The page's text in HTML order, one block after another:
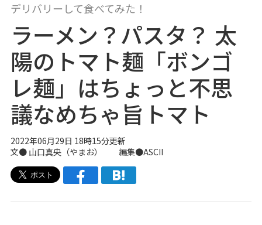
デリバリーして食べてみた！
ラーメン？パスタ？ 太
陽のトマト麺「ボンゴ
レ麺」はちょっと不思
議なめちゃ旨トマト
2022年06月29日 18時15分更新
文● 山口真央（やまお） 編集●ASCII